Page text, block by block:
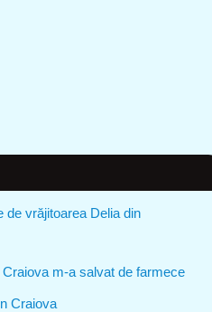
de vrăjitoarea Delia din
m-a salvat de farmece
Craiova